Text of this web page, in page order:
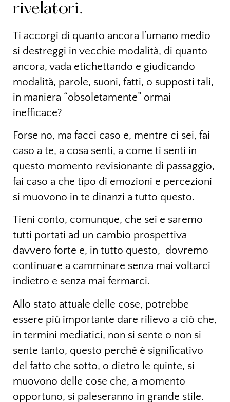
rivelatori.
Ti accorgi di quanto ancora l’umano medio
si destreggi in vecchie modalità, di quanto
ancora, vada etichettando e giudicando
modalità, parole, suoni, fatti, o supposti tali,
in maniera “obsoletamente” ormai
inefficace?
Forse no, ma facci caso e, mentre ci sei, fai
caso a te, a cosa senti, a come ti senti in
questo momento revisionante di passaggio,
fai caso a che tipo di emozioni e percezioni
si muovono in te dinanzi a tutto questo.
Tieni conto, comunque, che sei e saremo
tutti portati ad un cambio prospettiva
davvero forte e, in tutto questo, dovremo
continuare a camminare senza mai voltarci
indietro e senza mai fermarci.
Allo stato attuale delle cose, potrebbe
essere più importante dare rilievo a ciò che,
in termini mediatici, non si sente o non si
sente tanto, questo perché è significativo
del fatto che sotto, o dietro le quinte, si
muovono delle cose che, a momento
opportuno, si paleseranno in grande stile.